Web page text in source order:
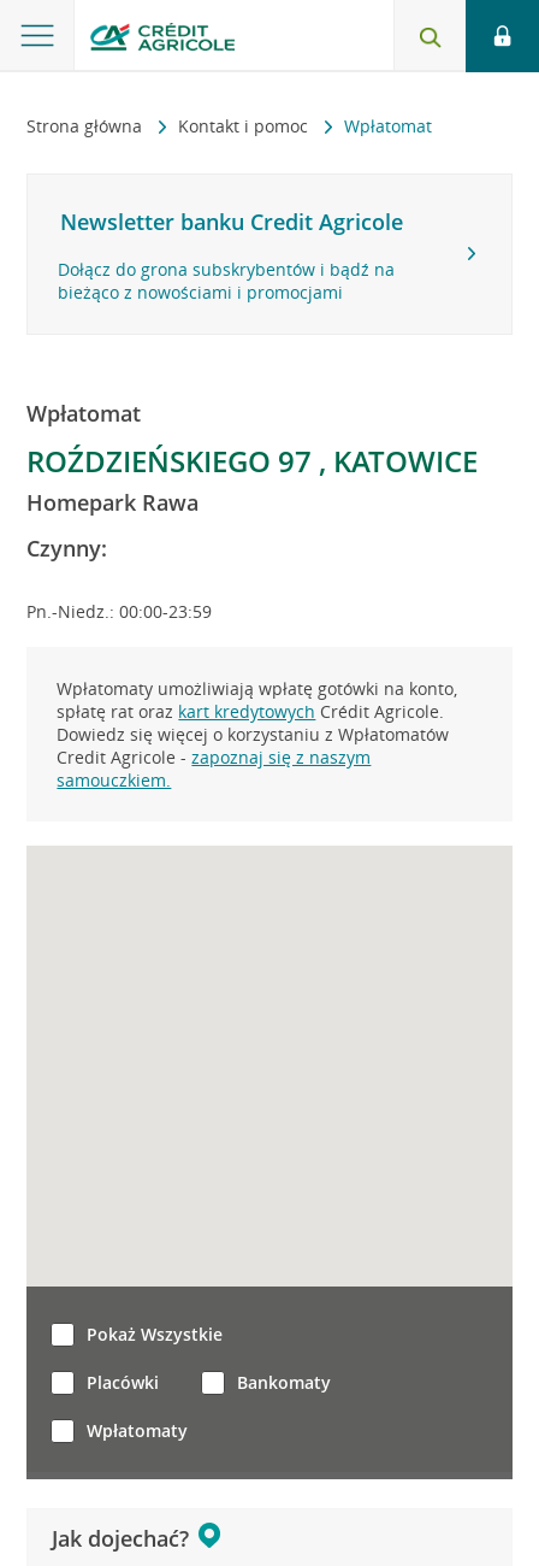
Strona główna Kontakt i pomoc Wpłatomat
Newsletter banku Credit Agricole
Dołącz do grona subskrybentów i bądź na
bieżąco z nowościami i promocjami
Wpłatomat
ROŹDZIEŃSKIEGO 97 , KATOWICE
Homepark Rawa
Czynny:
Pn.-Niedz.: 00:00-23:59
Wpłatomaty umożliwiają wpłatę gotówki na konto,
spłatę rat oraz kart kredytowych Crédit Agricole.
Dowiedz się więcej o korzystaniu z Wpłatomatów
Credit Agricole -zapoznaj się z naszym
samouczkiem.
Jak dojechać?
Pokaż Wszystkie
Placówki Bankomaty
Wpłatomaty